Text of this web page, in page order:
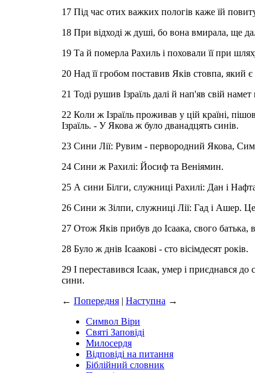
17 Під час отих важких пологів каже їй
18 При відході ж душі, бо вона вмирала, ще
19 Та й померла Рахиль і поховали її при
20 Над її гробом поставив Яків стовпа, який
21 Тоді рушив Ізраїль далі й нап'яв свій
22 Коли ж Ізраїль проживав у цій країні,
Ізраїль. - У Якова ж було дванадцять синів.
23 Сини Лії: Рувим - первородний Якова,
24 Сини ж Рахилі: Йосиф та Веніямин.
25 А сини Білги, служниці Рахилі: Дан і
26 Сини ж Зілпи, служниці Лії: Гад і Ашер.
27 Отож Яків прибув до Ісаака, свого
28 Було ж днів Ісаакові - сто вісімдесят років.
29 І переставився Ісаак, умер і приєднався
сини.
← Попередня | Наступна →
Символ Віри
Святі Заповіді
Милосердя
Відповіді на питання
Біблійний словник